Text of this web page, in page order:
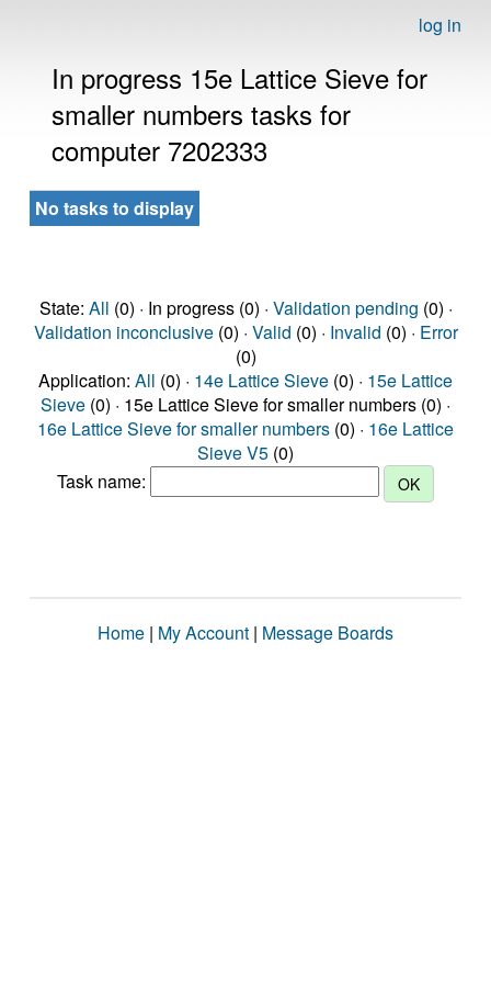
log in
In progress 15e Lattice Sieve for
smaller numbers tasks for
computer 7202333
No tasks to display
State: All (0) · In progress (0) · Validation pending (0) ·
Validation inconclusive(0) · Valid (0) · Invalid (0) · Error
(0)
Application: All (0) · 14e Lattice Sieve (0) · 15e Lattice
Sieve (0) · 15e Lattice Sieve for smaller numbers (0) ·
16e Lattice Sieve for smaller numbers (0) · 16e Lattice
Sieve V5 (0)
Task name:
Home | My Account | Message Boards